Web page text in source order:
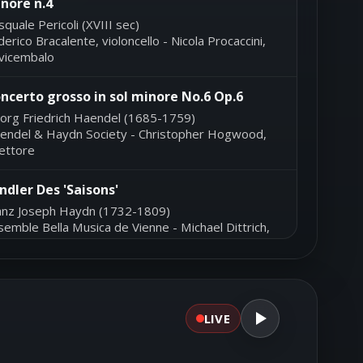
Pericoli (XVIII sec)
Bracalente, violoncello - Nicola Procaccini,
grosso in sol minore No.6 Op.6
Friedrich Haendel (1685-1759)
& Haydn Society - Christopher Hogwood,
Des 'Saisons'
Joseph Haydn (1732-1809)
Bella Musica de Vienne - Michael Dittrich,
LIVE